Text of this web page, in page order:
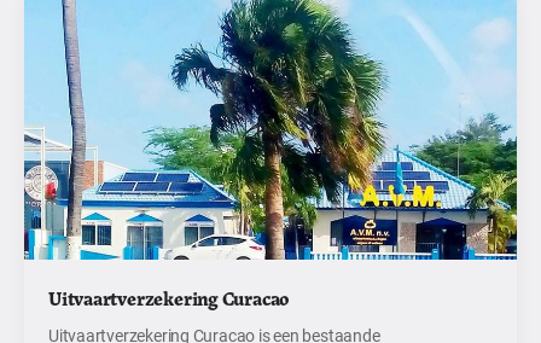
Uitvaartverzekering Curacao
Uitvaartverzekering Curacao is een bestaande